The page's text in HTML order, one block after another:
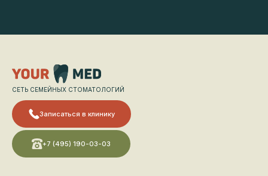
СЕТЬ СЕМЕЙНЫХ СТОМАТОЛОГИЙ
+7 (495) 190-03-03
Записаться в клинику